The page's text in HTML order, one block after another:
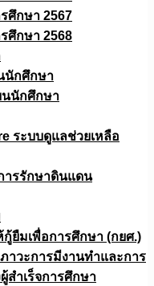
ศึกษา 2567
ศึกษา 2568
นักศึกษา
นนักศึกษา
ระบบดูแลช่วยเหลือ
รรักษาดินแดน
กู้ยืมเพื่อการศึกษา (กยศ.)
าวะการมีงานทำและการ
สำเร็จการศึกษา